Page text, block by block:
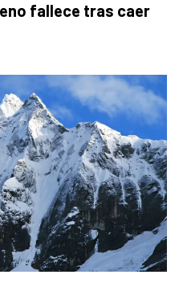
fallece tras caer